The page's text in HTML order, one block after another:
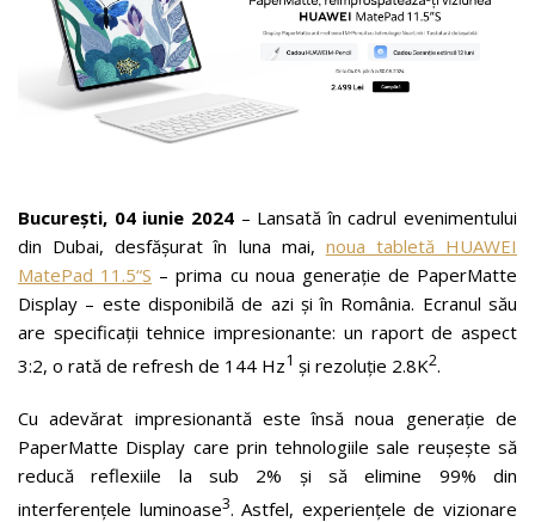
București, 04 iunie 2024– Lansată în cadrul evenimentului
din Dubai, desfășurat în luna mai, noua tabletă HUAWEI
MatePad 11.5“S – prima cu noua generație de PaperMatte
Display – este disponibilă de azi și în România. Ecranul său
are specificații tehnice impresionante: un raport de aspect
3:2, o rată de refresh de 144 Hz1 și rezoluție 2.8K2.
Cu adevărat impresionantă este însă noua generație de
PaperMatte Display care prin tehnologiile sale reușește să
reducă reflexiile la sub 2% și să elimine 99% din
interferențele luminoase3. Astfel, experiențele de vizionare